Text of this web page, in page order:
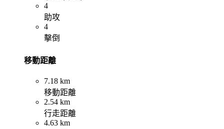
4
助攻
4
擊倒
移動距離
7.18 km
移動距離
2.54 km
行走距離
4.63 km